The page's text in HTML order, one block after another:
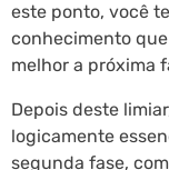
este ponto, você
conhecimento
melhor a próxima
Depois deste
logicamente
segunda fase,